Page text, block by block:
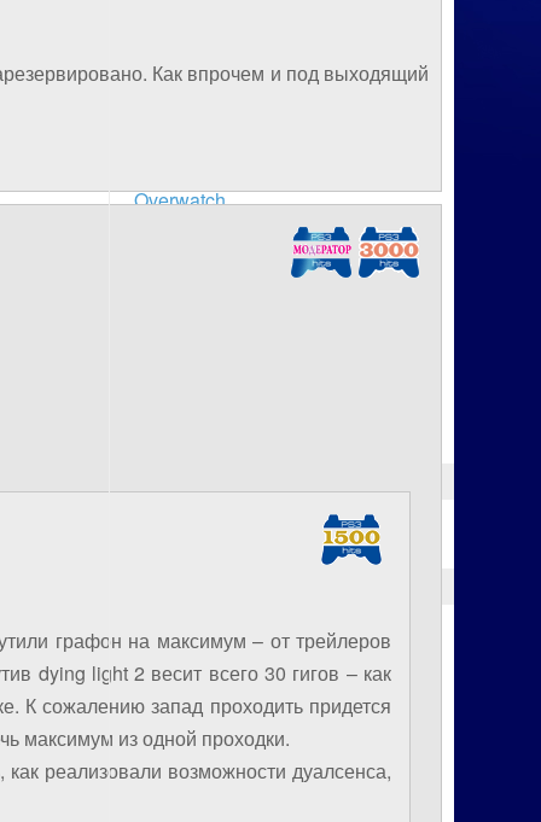
Как впрочем и под выходящий
графон на максимум – от трейлеров
dying light 2 весит всего 30 гигов – как
К сожалению запад проходить придется
максимум из одной проходки.
реализовали возможности дуалсенса,
Pain
Overwatch
Дикий Брюск записиОбзор
Uncharted: Legacy of Thieves
Дикий Брюс
Долгожданное событие:
объявлена дата релиза God of